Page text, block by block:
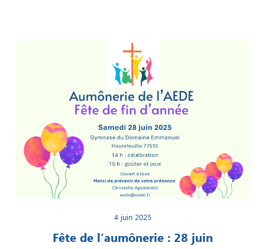
4 juin 2025
Fête de l’aumônerie : 28 juin